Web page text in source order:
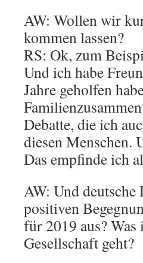
AW: Wollen wir
kommen lassen?
RS: Ok, zum
Und ich habe
Jahre geholfen
Debatte, die ich
diesen Menschen.
Das empfinde ich
AW: Und deutsche
positiven
für 2019 aus?
Gesellschaft geht?